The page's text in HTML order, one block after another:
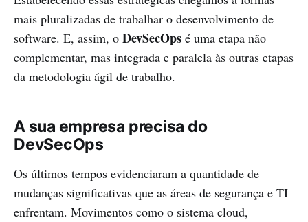
mais pluralizadas de trabalhar o desenvolvimento de
software. E, assim, o DevSecOps é uma etapa não
complementar, mas integrada e paralela às outras etapas
da metodologia ágil de trabalho.
A sua empresa precisa do
DevSecOps
Os últimos tempos evidenciaram a quantidade de
mudanças significativas que as áreas de segurança e TI
enfrentam. Movimentos como o sistema cloud,